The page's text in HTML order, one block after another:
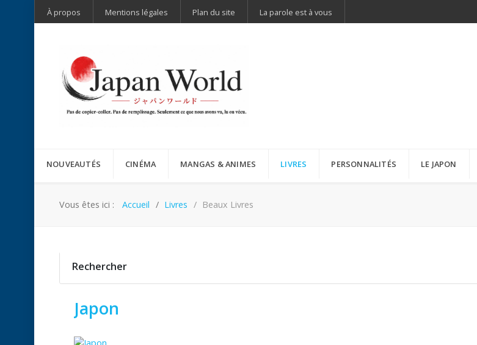
À propos Mentions légales Plan du site La parole est à vous
NOUVEAUTÉS CINÉMA MANGAS & ANIMES LIVRES PERSONNALITÉS LE JAPON
Vous êtes ici : Accueil Livres Beaux Livres
Rechercher
Japon